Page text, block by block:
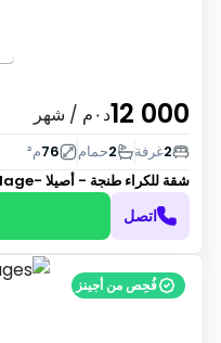
12 000د٠م / شهر
2غرفة 2حمام 76م²
شقة للكراء طنجة - أصيلا -Quartier de la plage
اتصل
فُحِص من أجينز